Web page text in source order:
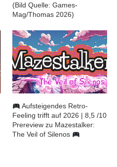
(Bild Quelle: Games-
Mag/Thomas 2026)
Aufsteigendes Retro-
Feeling trifft auf 2026 | 8,5 /10
Prereview zu Mazestalker:
The Veil of Silenos